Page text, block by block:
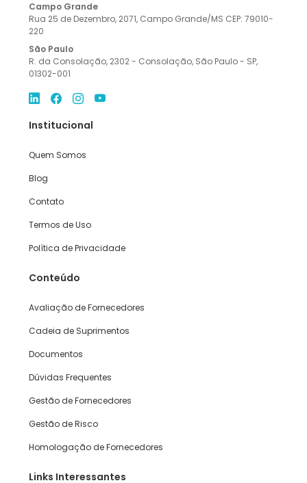
Campo Grande
Rua 25 de Dezembro, 2071, Campo Grande/MS CEP: 79010-
220
São Paulo
R. da Consolação, 2302 - Consolação, São Paulo - SP,
01302-001
Institucional
Quem Somos
Blog
Contato
Termos de Uso
Política de Privacidade
Conteúdo
Avaliação de Fornecedores
Cadeia de Suprimentos
Documentos
Dúvidas Frequentes
Gestão de Fornecedores
Gestão de Risco
Homologação de Fornecedores
Links Interessantes